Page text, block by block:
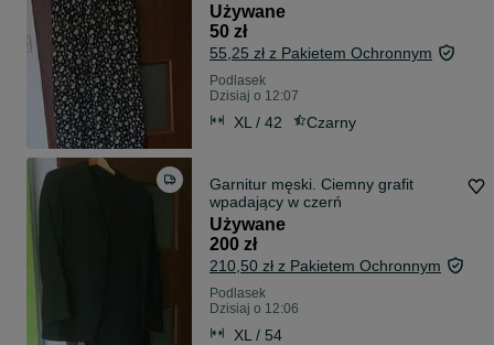
Używane
50 zł
55,25 zł z Pakietem Ochronnym
Podlasek
Dzisiaj o 12:07
XL / 42 Czarny
Garnitur męski. Ciemny grafit
wpadający w czerń
Używane
200 zł
210,50 zł z Pakietem Ochronnym
Podlasek
Dzisiaj o 12:06
XL / 54